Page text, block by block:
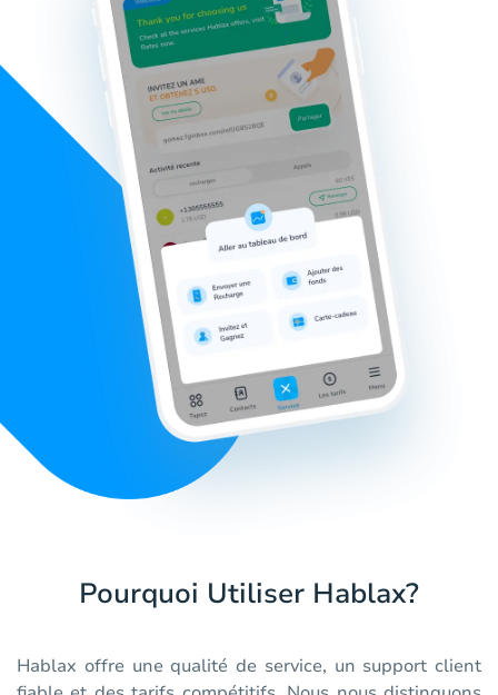
Pourquoi Utiliser Hablax?
Hablax offre une qualité de service, un support client